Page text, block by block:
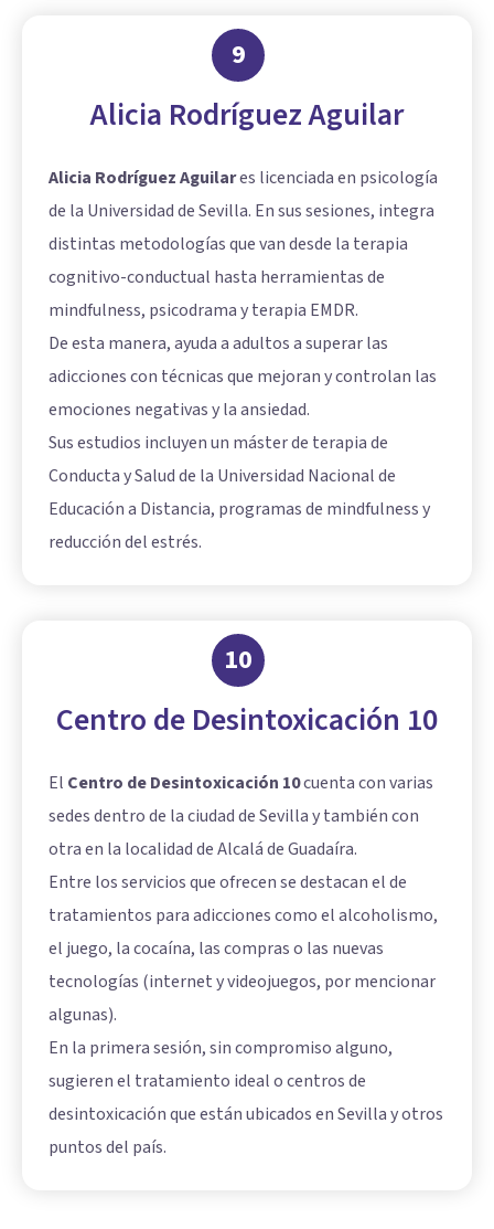
9
Alicia Rodríguez Aguilar
Alicia Rodríguez Aguilares licenciada en psicología
de la Universidad de Sevilla. En sus sesiones, integra
distintas metodologías que van desde la terapia
cognitivo-conductual hasta herramientas de
mindfulness, psicodrama y terapia EMDR.
De esta manera, ayuda a adultos a superar las
adicciones con técnicas que mejoran y controlan las
emociones negativas y la ansiedad.
Sus estudios incluyen un máster de terapia de
Conducta y Salud de la Universidad Nacional de
Educación a Distancia, programas de mindfulness y
reducción del estrés.
10
Centro de Desintoxicación 10
El Centro de Desintoxicación 10cuenta con varias
sedes dentro de la ciudad de Sevilla y también con
otra en la localidad de Alcalá de Guadaíra.
Entre los servicios que ofrecen se destacan el de
tratamientos para adicciones como el alcoholismo,
el juego, la cocaína, las compras o las nuevas
tecnologías (internet y videojuegos, por mencionar
algunas).
En la primera sesión, sin compromiso alguno,
sugieren el tratamiento ideal o centros de
desintoxicación que están ubicados en Sevilla y otros
puntos del país.